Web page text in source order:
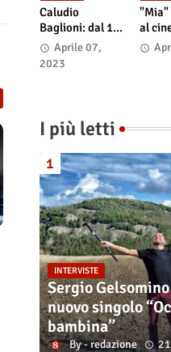
Caludio
Baglioni: dal 15
al 17 maggio
arriva nelle sale
Claudio"
Aprile 07,
2023
"Mia"
al
I più letti
INTERVISTE
Sergio
nuovo singolo
bambina”
redazione